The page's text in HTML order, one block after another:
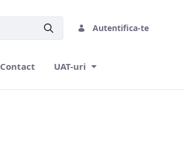
Autentifica-te
Contact UAT-uri